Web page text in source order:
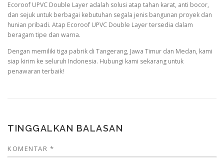
Ecoroof UPVC Double Layer adalah solusi atap tahan karat, anti bocor,
dan sejuk untuk berbagai kebutuhan segala jenis bangunan proyek dan
hunian pribadi. Atap Ecoroof UPVC Double Layer tersedia dalam
beragam tipe dan warna.
Dengan memiliki tiga pabrik di Tangerang, Jawa Timur dan Medan, kami
siap kirim ke seluruh Indonesia. Hubungi kami sekarang untuk
penawaran terbaik!
TINGGALKAN BALASAN
KOMENTAR *